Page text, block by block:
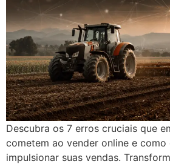
Descubra os 7 erros cruciais que
cometem ao vender online e
impulsionar suas vendas.